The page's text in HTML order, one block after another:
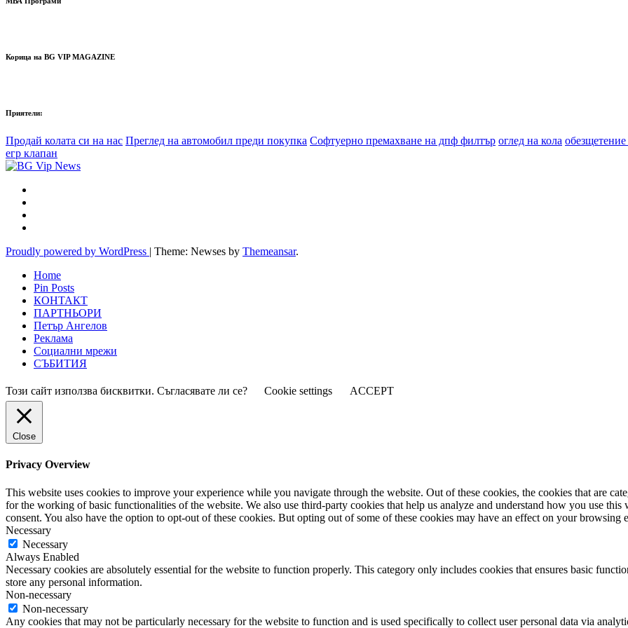
Корица на BG VIP MAGAZINE
Приятели:
Продай колата си на нас Преглед на автомобил преди покупка Софтуерно премахване на дпф филтър оглед на кола
егр клапан
Proudly powered by WordPress | Theme: Newses by Themeansar.
Home
Pin Posts
КОНТАКТ
ПАРТНЬОРИ
Петър Ангелов
Реклама
Социални мрежи
СЪБИТИЯ
Този сайт използва бисквитки. Съгласявате ли се? Cookie settings ACCEPT
Close
Privacy Overview
This website uses cookies to improve your experience while you navigate through the website. Out of these cookies, the cookies that are
for the working of basic functionalities of the website. We also use third-party cookies that help us analyze and understand how you use
consent. You also have the option to opt-out of these cookies. But opting out of some of these cookies may have an effect on your browsing
Necessary
Necessary
Always Enabled
Necessary cookies are absolutely essential for the website to function properly. This category only includes cookies that ensures basic
store any personal information.
Non-necessary
Non-necessary
Any cookies that may not be particularly necessary for the website to function and is used specifically to collect user personal data via